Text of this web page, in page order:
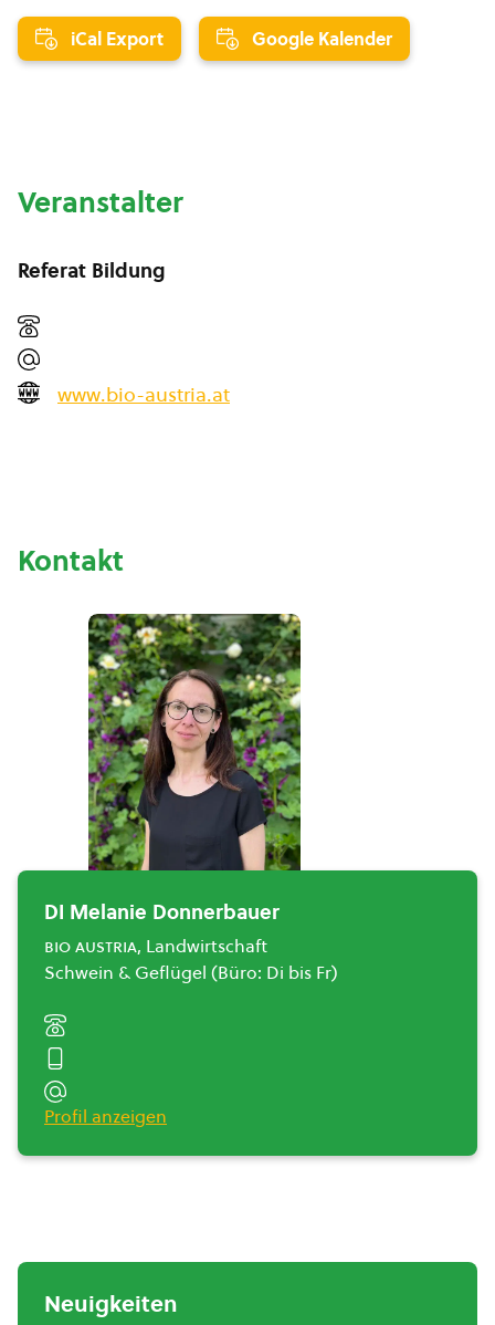
iCal Export Google Kalender
Veranstalter
Referat Bildung
www.bio-austria.at
Kontakt
DI Melanie Donnerbauer
bio austria, Landwirtschaft
Schwein & Geflügel (Büro: Di bis Fr)
Profil anzeigen
Neuigkeiten